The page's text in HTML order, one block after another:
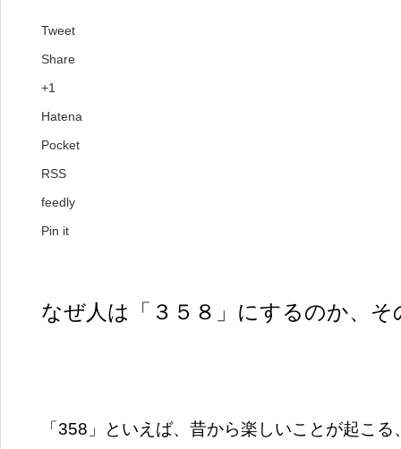
Tweet
Share
+1
Hatena
Pocket
RSS
feedly
Pin it
なぜ人は「３５８」にするのか、そ
「358」といえば、昔から楽しいことが起こ